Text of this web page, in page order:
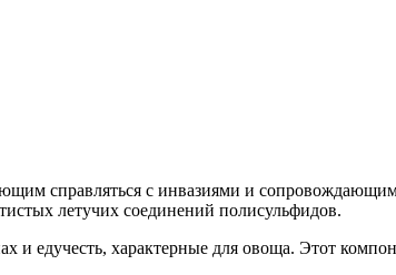
справляться с инвазиями и
летучих соединений полисульфидов.
и едучесть, характерные для овоща. Этот